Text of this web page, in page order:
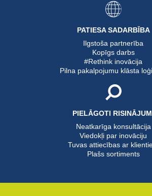
PATIESA SADARBĪBA
Ilgstoša partnerība
Kopīgs darbs
#Rethink inovācija
Pilna pakalpojumu klāsta
PIELĀGOTI
Neatkarīga konsultācija
Viedokļi par inovāciju
Tuvas attiecības ar
Plašs sortiments